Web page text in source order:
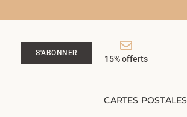
S'ABONNER
15% offerts
CARTES POSTALES